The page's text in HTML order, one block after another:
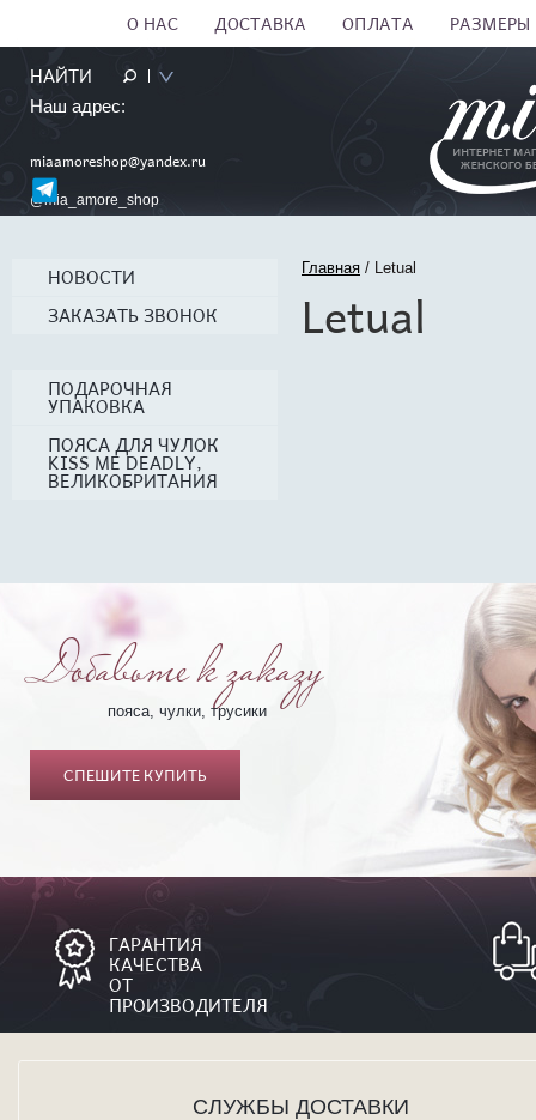
О НАС ДОСТАВКА ОПЛАТА РАЗМЕРЫ
Наш адрес:
miaamoreshop@yandex.ru
@mia_amore_shop
НОВОСТИ
ЗАКАЗАТЬ ЗВОНОК
ПОДАРОЧНАЯ
УПАКОВКА
ПОЯСА ДЛЯ ЧУЛОК
KISS ME DEADLY,
ВЕЛИКОБРИТАНИЯ
Главная / Letual
Letual
Добавьте к заказу
пояса, чулки, трусики
СПЕШИТЕ КУПИТЬ
ГАРАНТИЯ
КАЧЕСТВА
ОТ
ПРОИЗВОДИТЕЛЯ
CЛУЖБЫ ДОСТАВКИ